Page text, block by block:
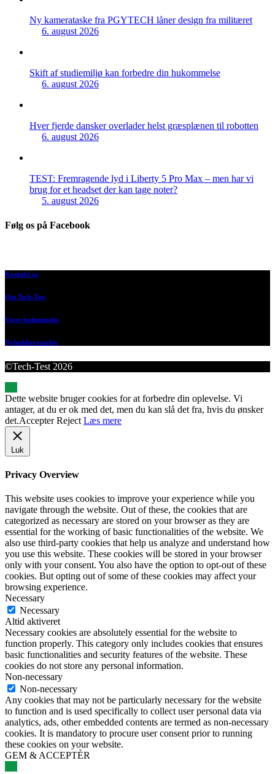
Ny kamerataske fra PGYTECH låner design fra militæret
6. august 2026
Skift af studiemiljø kan forbedre din hukommelse
6. august 2026
Hver fjerde dansker overlader helst græsplænen til robotten
6. august 2026
TEST: Fremragende lyd i Liberty 5 Pro Max – men har vi
brug for et headset der kan tage noter?
5. august 2026
Følg os på Facebook
Kontakt os
Om Tech-Test
Vores bedømmelse
Nyhedsbrevsarkiv
©Tech-Test 2026
Dette website bruger cookies for at forbedre din oplevelse. Vi
antager, at du er ok med det, men du kan slå det fra, hvis du ønsker
det.Accepter Reject Læs mere
Luk
Privacy Overview
This website uses cookies to improve your experience while you
navigate through the website. Out of these, the cookies that are
categorized as necessary are stored on your browser as they are
essential for the working of basic functionalities of the website. We
also use third-party cookies that help us analyze and understand how
you use this website. These cookies will be stored in your browser
only with your consent. You also have the option to opt-out of these
cookies. But opting out of some of these cookies may affect your
browsing experience.
Necessary
Necessary
Altid aktiveret
Necessary cookies are absolutely essential for the website to
function properly. This category only includes cookies that ensures
basic functionalities and security features of the website. These
cookies do not store any personal information.
Non-necessary
Non-necessary
Any cookies that may not be particularly necessary for the website
to function and is used specifically to collect user personal data via
analytics, ads, other embedded contents are termed as non-necessary
cookies. It is mandatory to procure user consent prior to running
these cookies on your website.
GEM & ACCEPTÈR